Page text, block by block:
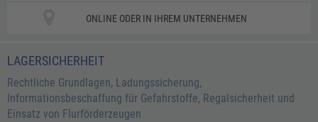
ONLINE ODER IN IHREM UNTERNEHMEN
LAGERSICHERHEIT
Rechtliche Grundlagen, Ladungssicherung,
Informationsbeschaffung für Gefahrstoffe, Regalsicherheit und
Einsatz von Flurförderzeugen